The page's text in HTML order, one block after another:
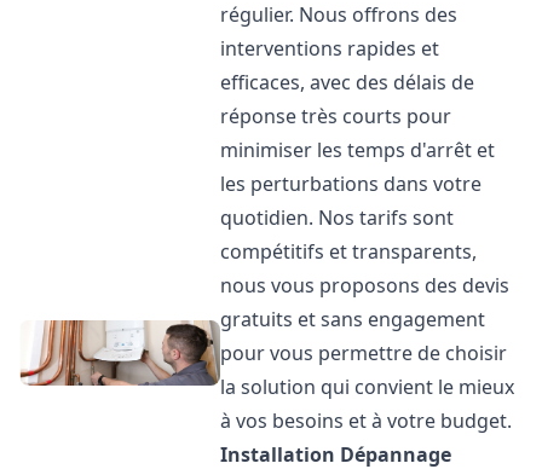
régulier. Nous offrons des
interventions rapides et
efficaces, avec des délais de
réponse très courts pour
minimiser les temps d'arrêt et
les perturbations dans votre
quotidien. Nos tarifs sont
compétitifs et transparents,
nous vous proposons des devis
gratuits et sans engagement
pour vous permettre de choisir
la solution qui convient le mieux
à vos besoins et à votre budget.
Installation Dépannage